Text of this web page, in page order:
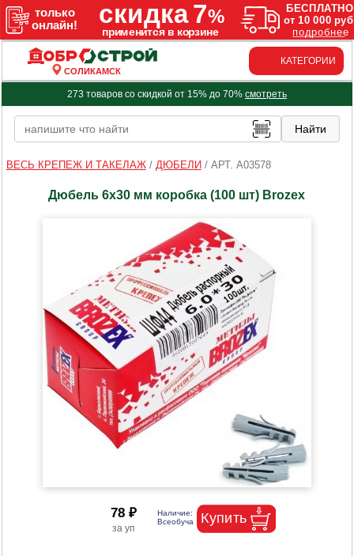
СОЛИКАМСК
КАТЕГОРИИ
273 товаров со скидкой от 15% до 70% смотреть
ВЕСЬ КРЕПЕЖ И ТАКЕЛАЖ/ ДЮБЕЛИ / АРТ. A03578
Дюбель 6х30 мм коробка (100 шт) Brozex
78 ₽